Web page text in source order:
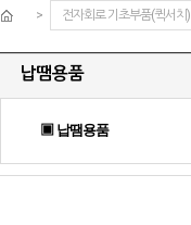
> 전자회로 기초부품(퀵서치)
납땜용품
▣ 납땜용품